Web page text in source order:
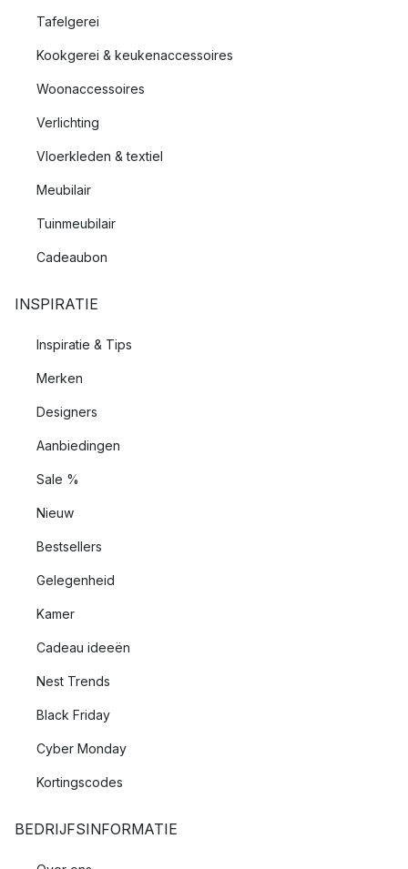
Tafelgerei
Kookgerei & keukenaccessoires
Woonaccessoires
Verlichting
Vloerkleden & textiel
Meubilair
Tuinmeubilair
Cadeaubon
INSPIRATIE
Inspiratie & Tips
Merken
Designers
Aanbiedingen
Sale %
Nieuw
Bestsellers
Gelegenheid
Kamer
Cadeau ideeën
Nest Trends
Black Friday
Cyber Monday
Kortingscodes
BEDRIJFSINFORMATIE